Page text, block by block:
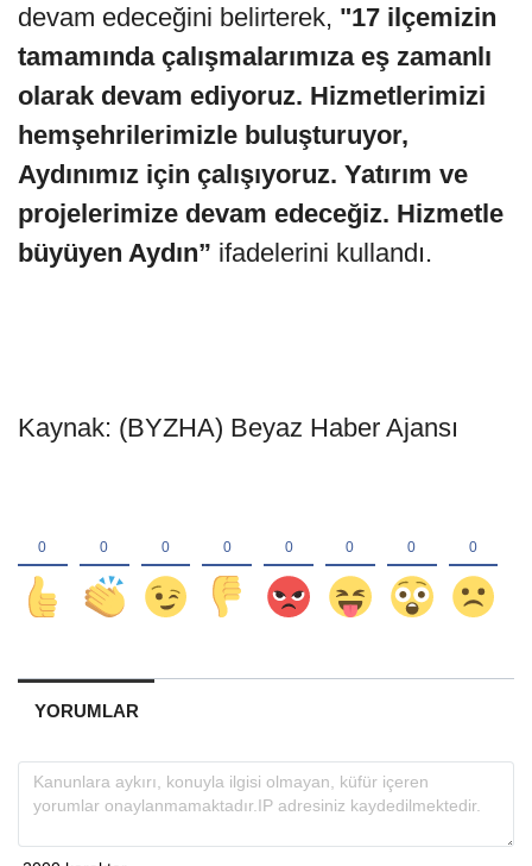
devam edeceğini belirterek, "17 ilçemizin
tamamında çalışmalarımıza eş zamanlı
olarak devam ediyoruz. Hizmetlerimizi
hemşehrilerimizle buluşturuyor,
Aydınımız için çalışıyoruz. Yatırım ve
projelerimize devam edeceğiz. Hizmetle
büyüyen Aydın” ifadelerini kullandı.
Kaynak: (BYZHA) Beyaz Haber Ajansı
YORUMLAR